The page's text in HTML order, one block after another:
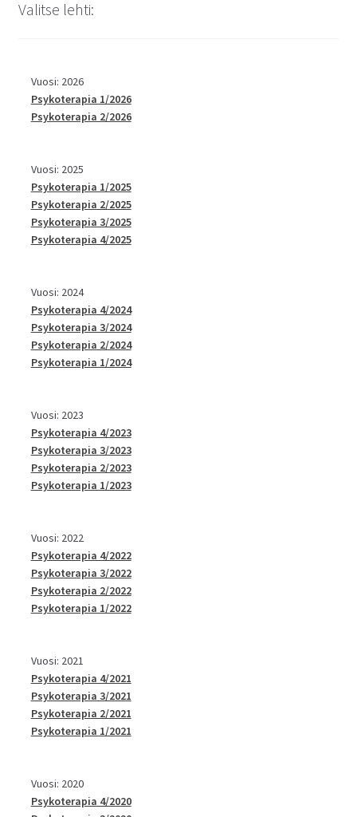
Valitse lehti:
Vuosi: 2026
Psykoterapia 1/2026
Psykoterapia 2/2026
Vuosi: 2025
Psykoterapia 1/2025
Psykoterapia 2/2025
Psykoterapia 3/2025
Psykoterapia 4/2025
Vuosi: 2024
Psykoterapia 4/2024
Psykoterapia 3/2024
Psykoterapia 2/2024
Psykoterapia 1/2024
Vuosi: 2023
Psykoterapia 4/2023
Psykoterapia 3/2023
Psykoterapia 2/2023
Psykoterapia 1/2023
Vuosi: 2022
Psykoterapia 4/2022
Psykoterapia 3/2022
Psykoterapia 2/2022
Psykoterapia 1/2022
Vuosi: 2021
Psykoterapia 4/2021
Psykoterapia 3/2021
Psykoterapia 2/2021
Psykoterapia 1/2021
Vuosi: 2020
Psykoterapia 4/2020